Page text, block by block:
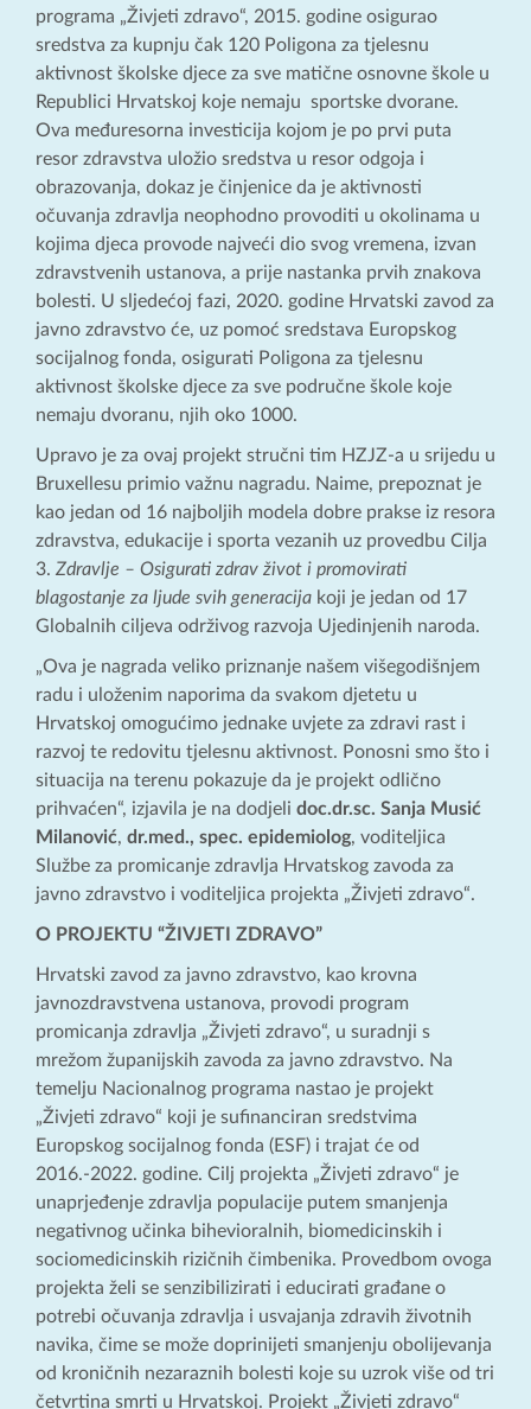
programa „Živjeti zdravo“, 2015. godine osigurao
sredstva za kupnju čak 120 Poligona za tjelesnu
aktivnost školske djece za sve matične osnovne škole u
Republici Hrvatskoj koje nemaju sportske dvorane.
Ova međuresorna investicija kojom je po prvi puta
resor zdravstva uložio sredstva u resor odgoja i
obrazovanja, dokaz je činjenice da je aktivnosti
očuvanja zdravlja neophodno provoditi u okolinama u
kojima djeca provode najveći dio svog vremena, izvan
zdravstvenih ustanova, a prije nastanka prvih znakova
bolesti. U sljedećoj fazi, 2020. godine Hrvatski zavod za
javno zdravstvo će, uz pomoć sredstava Europskog
socijalnog fonda, osigurati Poligona za tjelesnu
aktivnost školske djece za sve područne škole koje
nemaju dvoranu, njih oko 1000.
Upravo je za ovaj projekt stručni tim HZJZ-a u srijedu u
Bruxellesu primio važnu nagradu. Naime, prepoznat je
kao jedan od 16 najboljih modela dobre prakse iz resora
zdravstva, edukacije i sporta vezanih uz provedbu Cilja
3. Zdravlje – Osigurati zdrav život i promovirati
blagostanje za ljude svih generacija koji je jedan od 17
Globalnih ciljeva održivog razvoja Ujedinjenih naroda.
„Ova je nagrada veliko priznanje našem višegodišnjem
radu i uloženim naporima da svakom djetetu u
Hrvatskoj omogućimo jednake uvjete za zdravi rast i
razvoj te redovitu tjelesnu aktivnost. Ponosni smo što i
situacija na terenu pokazuje da je projekt odlično
prihvaćen“, izjavila je na dodjeli doc.dr.sc. Sanja Musić
Milanović, dr.med., spec. epidemiolog, voditeljica
Službe za promicanje zdravlja Hrvatskog zavoda za
javno zdravstvo i voditeljica projekta „Živjeti zdravo“.
O PROJEKTU “ŽIVJETI ZDRAVO”
Hrvatski zavod za javno zdravstvo, kao krovna
javnozdravstvena ustanova, provodi program
promicanja zdravlja „Živjeti zdravo“, u suradnji s
mrežom županijskih zavoda za javno zdravstvo. Na
temelju Nacionalnog programa nastao je projekt
„Živjeti zdravo“ koji je sufinanciran sredstvima
Europskog socijalnog fonda (ESF) i trajat će od
2016.-2022. godine. Cilj projekta „Živjeti zdravo“ je
unaprjeđenje zdravlja populacije putem smanjenja
negativnog učinka bihevioralnih, biomedicinskih i
sociomedicinskih rizičnih čimbenika. Provedbom ovoga
projekta želi se senzibilizirati i educirati građane o
potrebi očuvanja zdravlja i usvajanja zdravih životnih
navika, čime se može doprinijeti smanjenju obolijevanja
od kroničnih nezaraznih bolesti koje su uzrok više od tri
četvrtina smrti u Hrvatskoj. Projekt „Živjeti zdravo“